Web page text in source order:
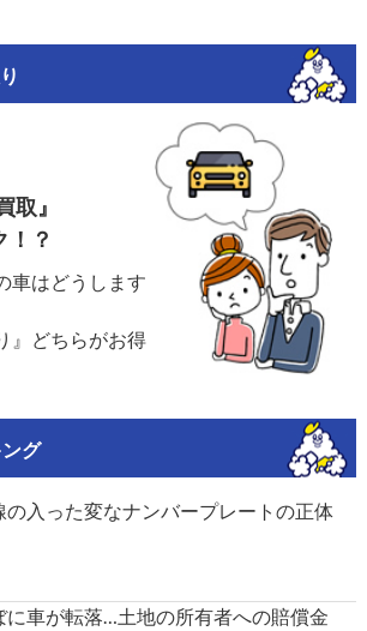
取』
！？
車はどうします
』どちらがお得
グ
の入った変なナンバープレートの正体
に車が転落…土地の所有者への賠償金